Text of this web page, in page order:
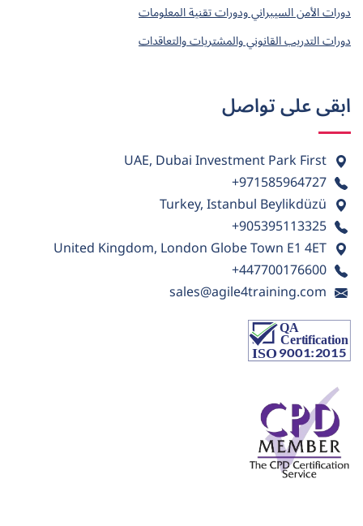
دورات الأمن السيبراني ودورات تقنية المعلومات
دورات التدريب القانوني والمشتريات والتعاقدات
ابقى على تواصل
UAE, Dubai Investment Park First
+971585964727
Turkey, Istanbul Beylikdüzü
+905395113325
United Kingdom, London Globe Town E1 4ET
+447700176600
sales@agile4training.com